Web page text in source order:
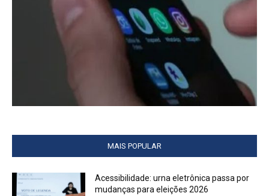
MAIS POPULAR
Acessibilidade: urna eletrônica passa por
mudanças para eleições 2026